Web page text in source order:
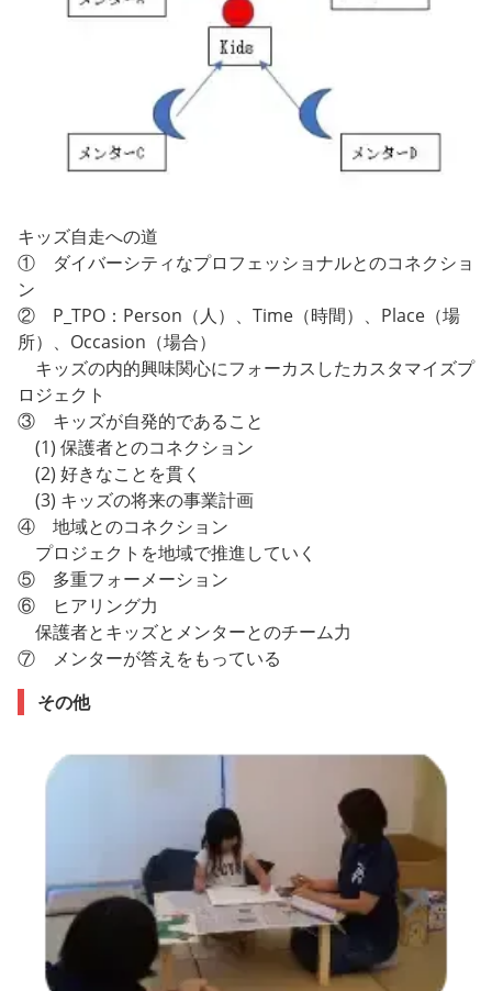
キッズ自走への道
① ダイバーシティなプロフェッショナルとのコネクショ
ン
② P_TPO：Person（人）、Time（時間）、Place（場
所）、Occasion（場合）
キッズの内的興味関心にフォーカスしたカスタマイズプ
ロジェクト
③ キッズが自発的であること
(1) 保護者とのコネクション
(2) 好きなことを貫く
(3) キッズの将来の事業計画
④ 地域とのコネクション
プロジェクトを地域で推進していく
⑤ 多重フォーメーション
⑥ ヒアリング力
保護者とキッズとメンターとのチーム力
⑦ メンターが答えをもっている
その他